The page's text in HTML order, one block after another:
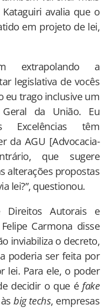
avalia que o
em projeto de lei,
extrapolando a
legislativa de vocês
eu trago inclusive um
da União. Eu
Excelências têm
da AGU [Advocacia-
que sugere
alterações propostas
lei?”, questionou.
Direitos Autorais e
Carmona disse
inviabiliza o decreto,
poderia ser feita por
lei. Para ele, o poder
decidir o que é fake
àsbig techs, empresas